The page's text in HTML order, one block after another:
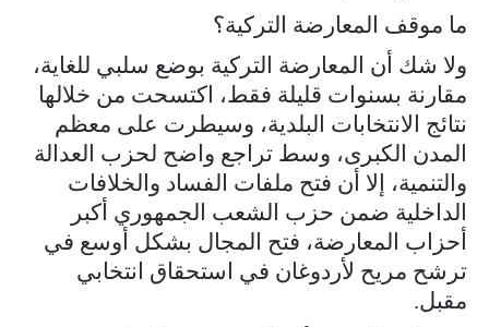
ما موقف المعارضة التركية؟
ولا شك أن المعارضة التركية بوضع سلبي للغاية،
مقارنة بسنوات قليلة فقط، اكتسحت من خلالها
نتائج الانتخابات البلدية، وسيطرت على معظم
المدن الكبرى، وسط تراجع واضح لحزب العدالة
والتنمية، إلا أن فتح ملفات الفساد والخلافات
الداخلية ضمن حزب الشعب الجمهوري أكبر
أحزاب المعارضة، فتح المجال بشكل أوسع في
ترشح مريح لأردوغان في استحقاق انتخابي
مقبل.